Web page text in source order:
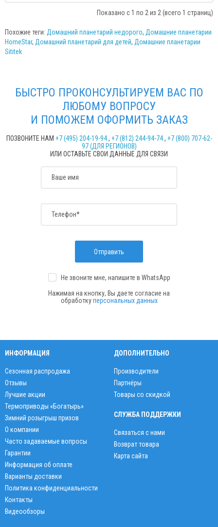
Показано с 1 по 2 из 2 (всего 1 страниц)
Похожие теги: Домашний планетарий недорого, Домашние планетарии
HomeStar, Домашний планетарий для детей, Домашние планетарии
Sititek
БЫСТРО ПРОКОНСУЛЬТИРУЕМ ВАС ПО
ЛЮБОМУ ВОПРОСУ
И ПОМОЖЕМ ОФОРМИТЬ ЗАКАЗ
ПОЗВОНИТЕ НАМ +7 (495) 204-19-94, +7 (812) 244-94-74, +7 (800) 707-62-
97 (ДЛЯ РЕГИОНОВ)
ИЛИ ОСТАВЬТЕ СВОИ ДАННЫЕ ДЛЯ СВЯЗИ
Ваше имя
Телефон*
Отправить
Не звоните мне, напишите в WhatsApp
Нажимая на кнопку, Вы даете согласие на
обработкуперсональных данных
ИНФОРМАЦИЯ
Сезонная распродажа
Отзывы
Лучшие акции
Термоприводы «Богатырь»
Зимний розыгрыш призов
О компании
Часто задаваемые вопросы
Гарантии
Информация об оплате
Варианты доставки
Политика конфиденциальности
Контакты
Видеообзоры
ДОПОЛНИТЕЛЬНО
Производители
Партнёры
Товары со скидкой
СЛУЖБА ПОДДЕРЖКИ
Связаться с нами
Возврат товара
Карта сайта